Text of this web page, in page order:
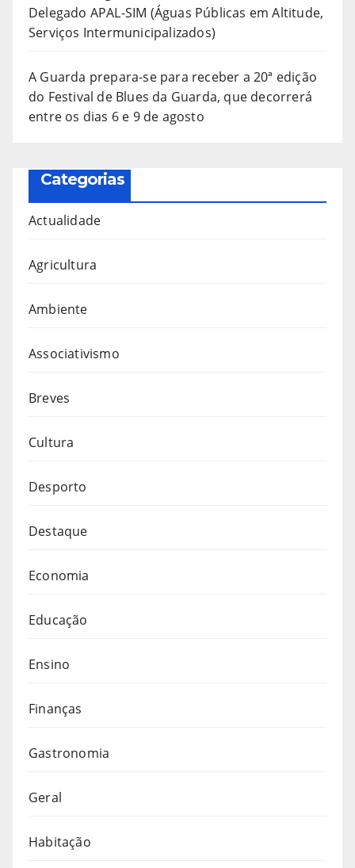
Delegado APAL-SIM (Águas Públicas em Altitude,
Serviços Intermunicipalizados)
A Guarda prepara-se para receber a 20ª edição
do Festival de Blues da Guarda, que decorrerá
entre os dias 6 e 9 de agosto
Categorias
Actualidade
Agricultura
Ambiente
Associativismo
Breves
Cultura
Desporto
Destaque
Economia
Educação
Ensino
Finanças
Gastronomia
Geral
Habitação